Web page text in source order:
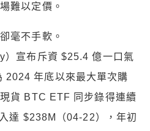
難以定價。
毫不手軟。
宣布斥資 $25.4 億一口氣
2024 年底以來最大單次購
貨 BTC ETF 同步錄得連續
達 $238M（04-22），年初